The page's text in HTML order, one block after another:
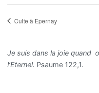
Culte à Epernay
Je suis dans la joie quand
l’Eternel. Psaume 122,1.